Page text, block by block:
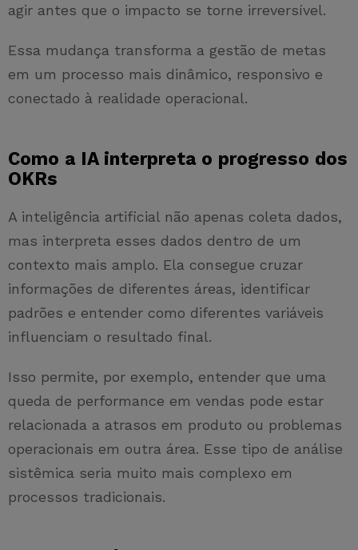
agir antes que o impacto se torne irreversível.
Essa mudança transforma a gestão de metas
em um processo mais dinâmico, responsivo e
conectado à realidade operacional.
Como a IA interpreta o progresso dos
OKRs
A inteligência artificial não apenas coleta dados,
mas interpreta esses dados dentro de um
contexto mais amplo. Ela consegue cruzar
informações de diferentes áreas, identificar
padrões e entender como diferentes variáveis
influenciam o resultado final.
Isso permite, por exemplo, entender que uma
queda de performance em vendas pode estar
relacionada a atrasos em produto ou problemas
operacionais em outra área. Esse tipo de análise
sistêmica seria muito mais complexo em
processos tradicionais.